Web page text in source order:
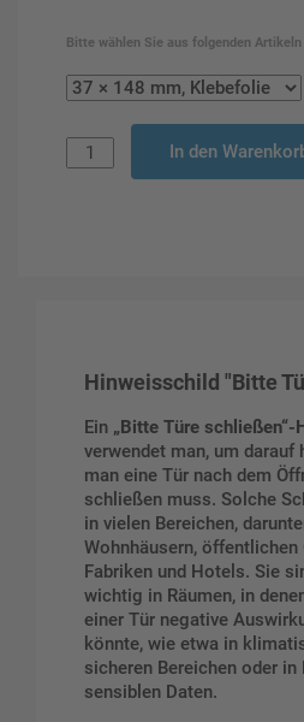
Bitte wählen Sie aus folgenden Artikeln
In den
Hinweisschild "Bitte
Ein „Bitte Türe
verwendet man, um darauf
man eine Tür nach dem
schließen muss. Solche
in vielen Bereichen,
Wohnhäusern, öffentlichen
Fabriken und Hotels. Sie
wichtig in Räumen, in
einer Tür negative
könnte, wie etwa in
sicheren Bereichen oder
sensiblen Daten.